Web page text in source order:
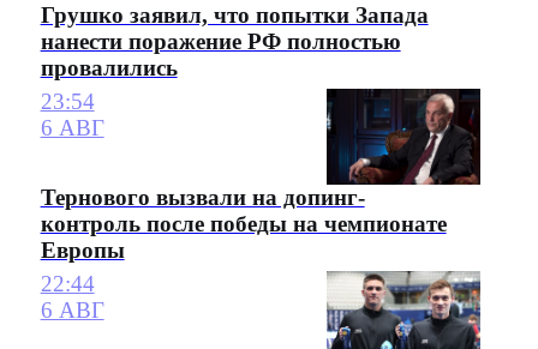
Грушко заявил, что попытки Запада
нанести поражение РФ полностью
провалились
23:54
6 АВГ
Тернового вызвали на допинг-
контроль после победы на чемпионате
Европы
22:44
6 АВГ